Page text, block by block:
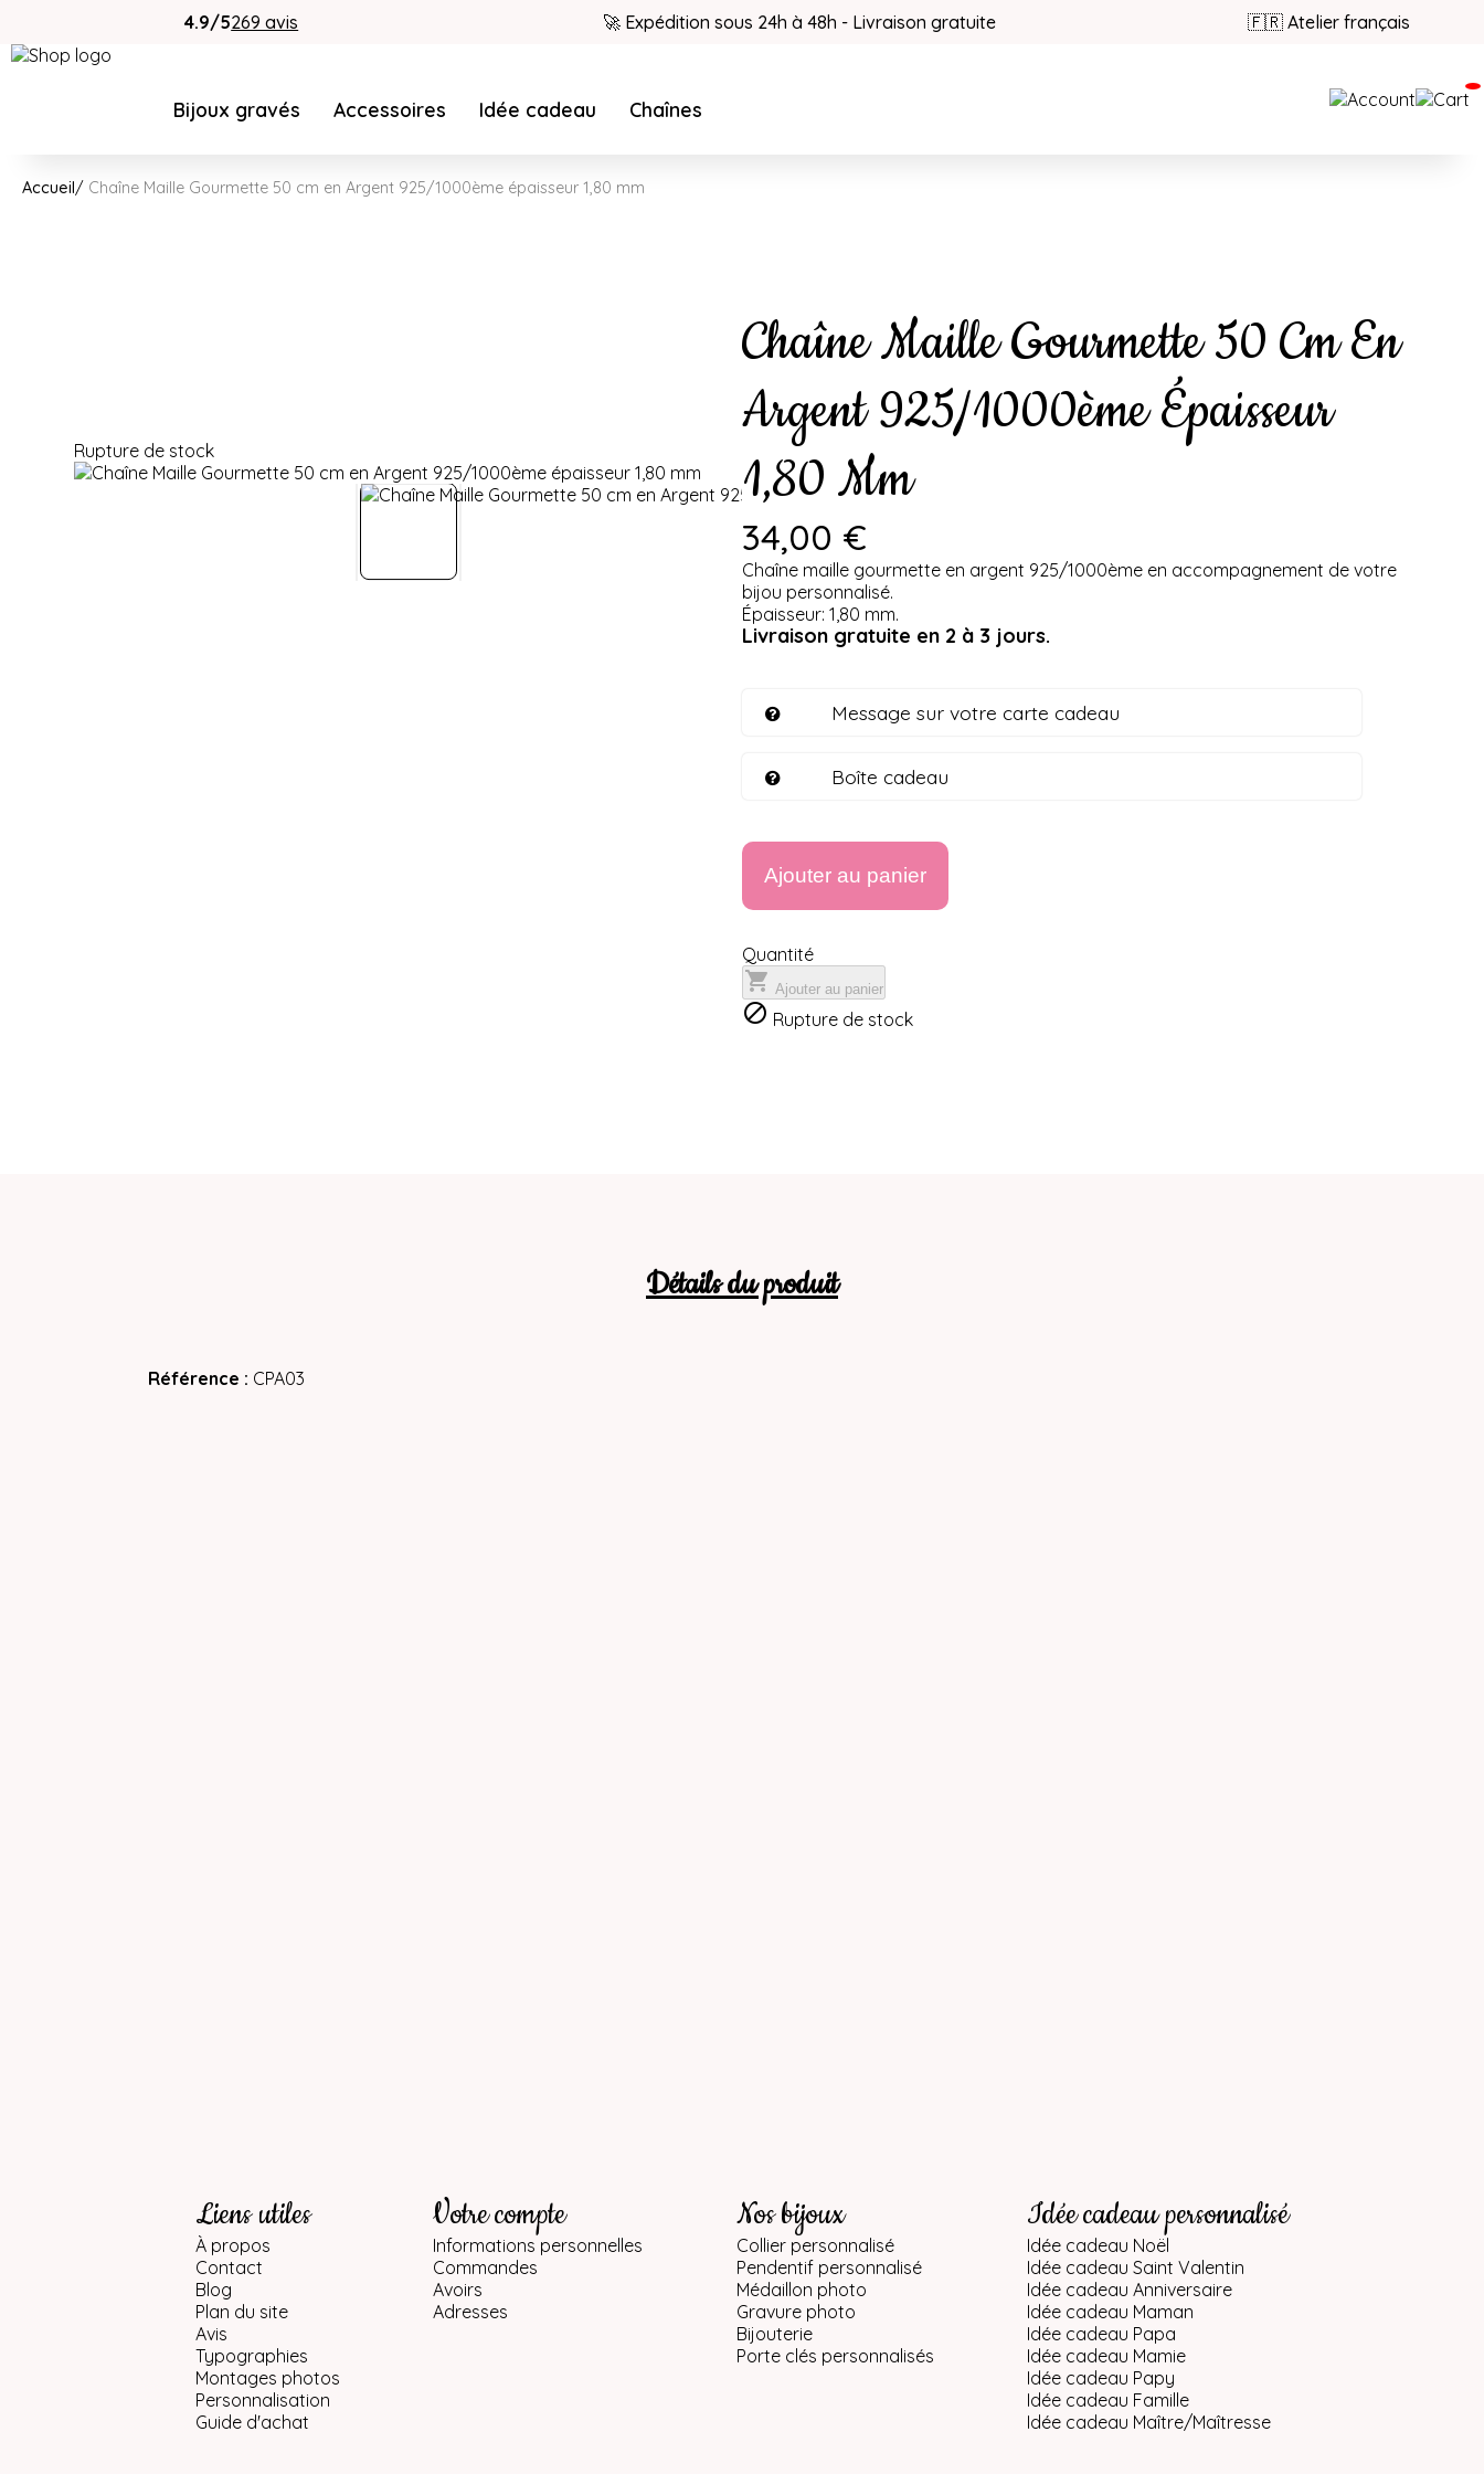
4.9/5269 avis 🚀 Expédition sous 24h à 48h - Livraison gratuite 🇫🇷 Atelier français
Bijoux gravés Accessoires Idée cadeau Chaînes
Accueil Chaîne Maille Gourmette 50 cm en Argent 925/1000ème épaisseur 1,80 mm
Rupture de stock
Chaîne Maille Gourmette 50 Cm En
Argent 925/1000ème Épaisseur
1,80 Mm
34,00 €
Chaîne maille gourmette en argent 925/1000ème en accompagnement de votre
bijou personnalisé.
Épaisseur: 1,80 mm.
Livraison gratuite en 2 à 3 jours.
Message sur votre carte cadeau
Boîte cadeau
Ajouter au panier
Quantité
 Ajouter au panier
 Rupture de stock
Détails du produit
Référence CPA03
Liens utiles
À propos
Contact
Blog
Plan du site
Avis
Typographies
Montages photos
Personnalisation
Guide d'achat
Votre compte
Informations personnelles
Commandes
Avoirs
Adresses
Nos bijoux
Collier personnalisé
Pendentif personnalisé
Médaillon photo
Gravure photo
Bijouterie
Porte clés personnalisés
Idée cadeau personnalisé
Idée cadeau Noël
Idée cadeau Saint Valentin
Idée cadeau Anniversaire
Idée cadeau Maman
Idée cadeau Papa
Idée cadeau Mamie
Idée cadeau Papy
Idée cadeau Famille
Idée cadeau Maître/Maîtresse